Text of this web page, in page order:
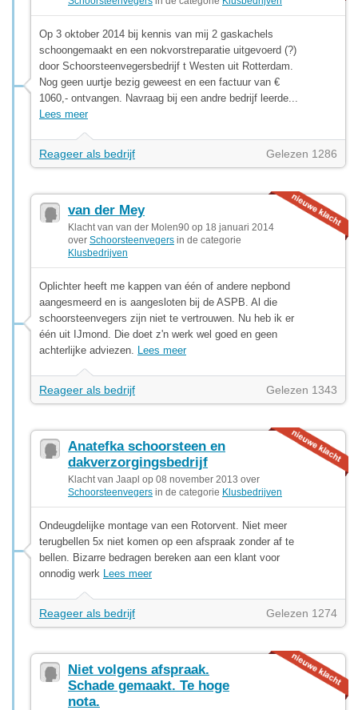
Op 3 oktober 2014 bij kennis van mij 2 gaskachels
schoongemaakt en een nokvorstreparatie uitgevoerd (?)
door Schoorsteenvegersbedrijf t Westen uit Rotterdam.
Nog geen uurtje bezig geweest en een factuur van €
1060,- ontvangen. Navraag bij een andre bedrijf leerde...
Lees meer
Reageer als bedrijf Gelezen 1286
van der Mey
Klacht van van der Molen90 op 18 januari 2014
over Schoorsteenvegers in de categorie
Klusbedrijven
Oplichter heeft me kappen van één of andere nepbond
aangesmeerd en is aangesloten bij de ASPB. Al die
schoorsteenvegers zijn niet te vertrouwen. Nu heb ik er
één uit IJmond. Die doet z'n werk wel goed en geen
achterlijke adviezen. Lees meer
Reageer als bedrijf Gelezen 1343
Anatefka schoorsteen en
dakverzorgingsbedrijf
Klacht van Jaapl op 08 november 2013 over
Schoorsteenvegers in de categorie Klusbedrijven
Ondeugdelijke montage van een Rotorvent. Niet meer
terugbellen 5x niet komen op een afspraak zonder af te
bellen. Bizarre bedragen bereken aan een klant voor
onnodig werk Lees meer
Reageer als bedrijf Gelezen 1274
Niet volgens afspraak.
Schade gemaakt. Te hoge
nota.